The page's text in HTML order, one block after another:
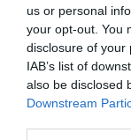
us or personal
your opt-out. You
disclosure of your
IAB’s list of
also be disclosed
Downstream